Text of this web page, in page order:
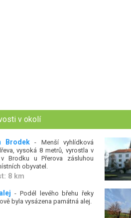
v okolí
Brodek - Menší vyhlídková
vysoká 8 metrů, vyrostla v
Brodku u Přerova zásluhou
obyvatel.
8 km
- Podél levého břehu řeky
byla vysázena památná alej.